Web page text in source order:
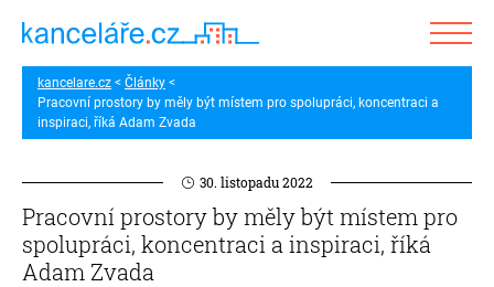
kancelare.cz
Články
Pracovní prostory by měly být místem pro spolupráci, koncentraci a
inspiraci, říká Adam Zvada
30. listopadu 2022
Pracovní prostory by měly být místem pro
spolupráci, koncentraci a inspiraci, říká
Adam Zvada